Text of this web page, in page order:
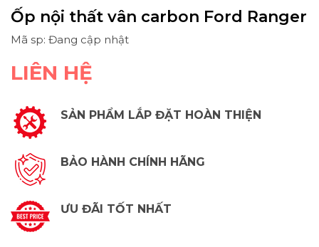
Ốp nội thất vân carbon Ford Ranger
Mã sp: Đang cập nhật
LIÊN HỆ
SẢN PHẨM LẮP ĐẶT HOÀN THIỆN
BẢO HÀNH CHÍNH HÃNG
ƯU ĐÃI TỐT NHẤT